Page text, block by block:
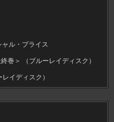
ル・プライス
巻＞ （ブルーレイディスク）
イディスク）